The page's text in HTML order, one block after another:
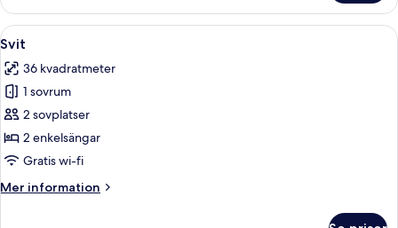
fyrbäddsrum
(3
adults
children)
Öppna
alla
foton
för
Svit
Ett hotellrum med en stor säng, en
9
Svit
36 kvadratmeter
1 sovrum
2 sovplatser
2 enkelsängar
Gratis wi-fi
Mer information
Mer